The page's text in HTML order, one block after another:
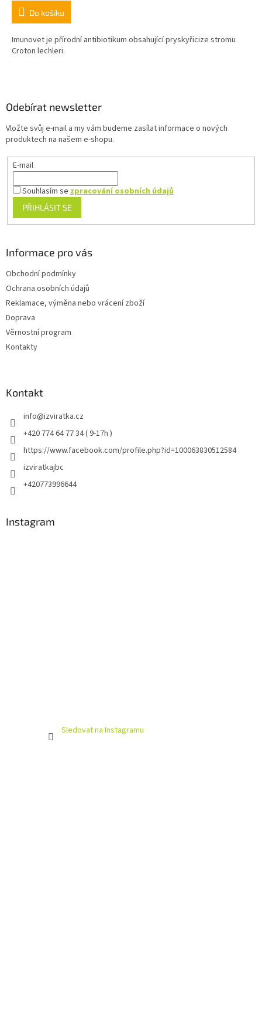
Do košíku
Imunovet je přírodní antibiotikum obsahující pryskyřicize stromu
Croton lechleri.
Odebírat newsletter
Vložte svůj e-mail a my vám budeme zasílat informace o nových
produktech na našem e-shopu.
E-mail
Souhlasím se zpracování osobních údajů
PŘIHLÁSIT SE
Informace pro vás
Obchodní podmínky
Ochrana osobních údajů
Reklamace, výměna nebo vrácení zboží
Doprava
Věrnostní program
Kontakty
Kontakt
info@izviratka.cz
+420 774 64 77 34 ( 9-17h )
https://www.facebook.com/profile.php?id=100063830512584
izviratkajbc
+420773996644
Instagram
Sledovat na Instagramu